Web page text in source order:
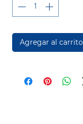
Agregar al carrito